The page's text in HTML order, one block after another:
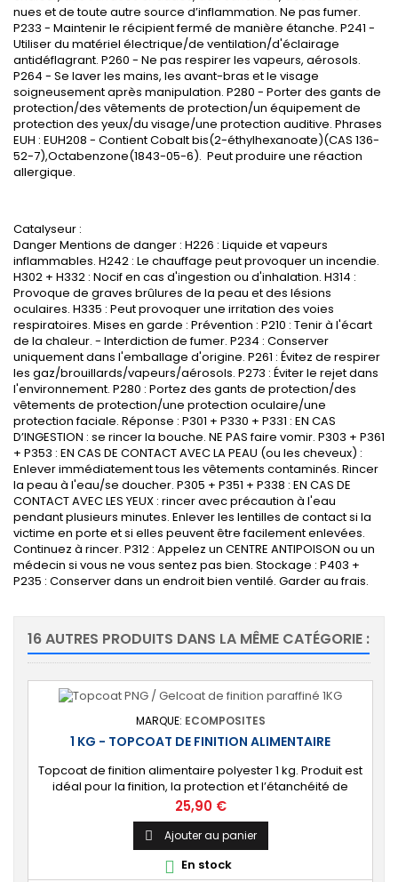
nues et de toute autre source d’inflammation. Ne pas fumer.
P233 - Maintenir le récipient fermé de manière étanche. P241 -
Utiliser du matériel électrique/de ventilation/d'éclairage
antidéflagrant. P260 - Ne pas respirer les vapeurs, aérosols.
P264 - Se laver les mains, les avant-bras et le visage
soigneusement après manipulation. P280 - Porter des gants de
protection/des vêtements de protection/un équipement de
protection des yeux/du visage/une protection auditive. Phrases
EUH : EUH208 - Contient Cobalt bis(2-éthylhexanoate)(CAS 136-
52-7),Octabenzone(1843-05-6). Peut produire une réaction
allergique.
Catalyseur :
Danger Mentions de danger : H226 : Liquide et vapeurs
inflammables. H242 : Le chauffage peut provoquer un incendie.
H302 + H332 : Nocif en cas d'ingestion ou d'inhalation. H314 :
Provoque de graves brûlures de la peau et des lésions
oculaires. H335 : Peut provoquer une irritation des voies
respiratoires. Mises en garde : Prévention : P210 : Tenir à l'écart
de la chaleur. - Interdiction de fumer. P234 : Conserver
uniquement dans l'emballage d'origine. P261 : Évitez de respirer
les gaz/brouillards/vapeurs/aérosols. P273 : Éviter le rejet dans
l'environnement. P280 : Portez des gants de protection/des
vêtements de protection/une protection oculaire/une
protection faciale. Réponse : P301 + P330 + P331 : EN CAS
D’INGESTION : se rincer la bouche. NE PAS faire vomir. P303 + P361
+ P353 : EN CAS DE CONTACT AVEC LA PEAU (ou les cheveux) :
Enlever immédiatement tous les vêtements contaminés. Rincer
la peau à l'eau/se doucher. P305 + P351 + P338 : EN CAS DE
CONTACT AVEC LES YEUX : rincer avec précaution à l'eau
pendant plusieurs minutes. Enlever les lentilles de contact si la
victime en porte et si elles peuvent être facilement enlevées.
Continuez à rincer. P312 : Appelez un CENTRE ANTIPOISON ou un
médecin si vous ne vous sentez pas bien. Stockage : P403 +
P235 : Conserver dans un endroit bien ventilé. Garder au frais.
16 AUTRES PRODUITS DANS LA MÊME CATÉGORIE :
MARQUE: ECOMPOSITES
1 KG - TOPCOAT DE FINITION ALIMENTAIRE
Topcoat de finition alimentaire polyester 1 kg. Produit est
idéal pour la finition, la protection et l’étanchéité de
surfaces alimentaires. 🔝 [Contact alimentaire]
Protection aux propriétés alimentaires homologuées,
robuste contre les produits chimiques, les Uvs, et
l'humidité. ⚙️ [Facile à utiliser] Application simple avec un
rouleau enducteur, un...
Prix
25,90 €
 Ajouter au panier
 En stock